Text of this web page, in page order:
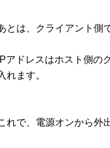
とは、クライアント側
ドレスはホスト側の
れます。
れで、電源オンから外